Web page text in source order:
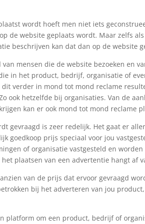
wordt hoeft men niet iets
de website geplaats wordt. Maar zelfs
beschrijven kan dat dan op de website
mensen die de website bezoeken en
in het product, bedrijf, organisatie of
dit verder in mond tot mond reclame
ook hetzelfde bij organisaties. Van de
kan er ook mond tot mond reclame
gevraagd is zeer redelijk. Het gaat er
goedkoop prijs speciaal voor jou
of organisatie vastgesteld en
plaatsen van een advertentie hangt af
van de prijs dat ervoor gevraagd
bij het adverteren van jou
platform om een product, bedrijf of